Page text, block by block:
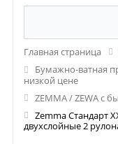
Главная страница
Бумажно-ватная
низкой цене
ZEMMA / ZEWA с
Zemma Стандарт
двухслойные 2